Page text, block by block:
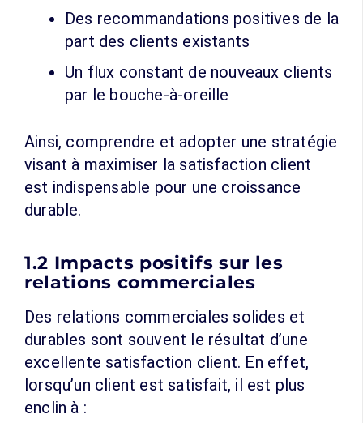
Des recommandations positives de la
part des clients existants
Un flux constant de nouveaux clients
par le bouche-à-oreille
Ainsi, comprendre et adopter une stratégie
visant à maximiser la satisfaction client
est indispensable pour une croissance
durable.
1.2 Impacts positifs sur les
relations commerciales
Des relations commerciales solides et
durables sont souvent le résultat d’une
excellente satisfaction client. En effet,
lorsqu’un client est satisfait, il est plus
enclin à :